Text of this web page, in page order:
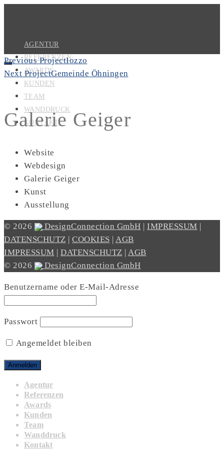
AGENTUR
REFERENZEN
AWARDS
KUNDEN
TEAM
WANDDRUCK
KONTAKT
Previous ProjectIozzo
Next ProjectGemeinde Öhningen
Galerie Geiger
Website
Webdesign
Galerie Geiger
Kunst
Ausstellung
© 2026 DesignConnection GmbH IMPRESSUM
DATENSCHUTZ
COOKIES
AGB
IMPRESSUM
DATENSCHUTZ
AGB
© 2026
DesignConnection GmbH
Benutzername oder E-Mail-Adresse
Passwort
Angemeldet bleiben
Agentur
Referenzen
Awards
Kunden
Team
Wanddruck
Kontakt